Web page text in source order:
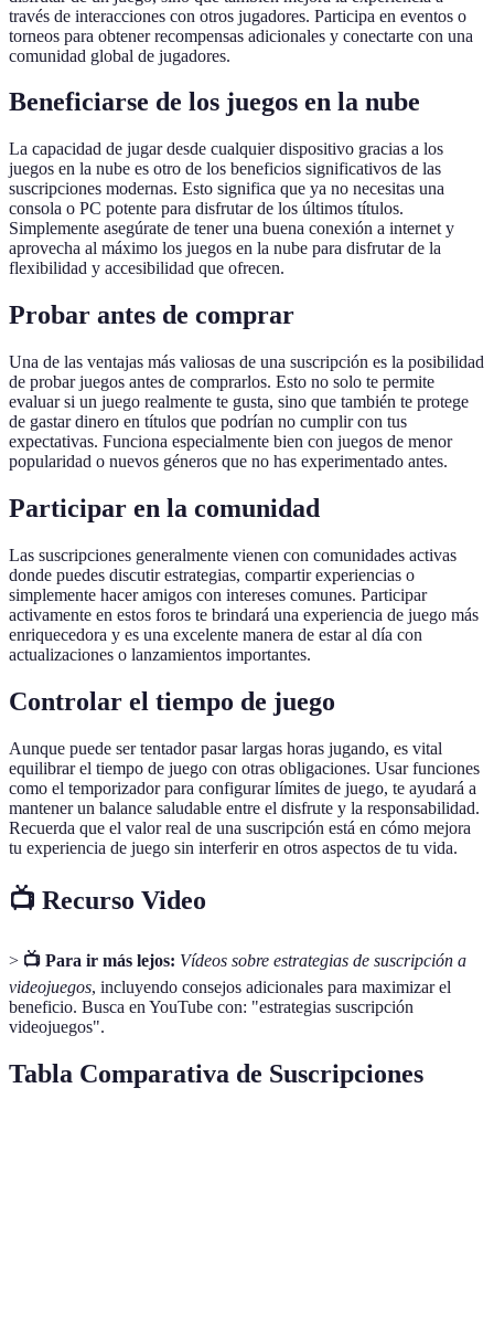
través de interacciones con otros jugadores. Participa en eventos o
torneos para obtener recompensas adicionales y conectarte con una
comunidad global de jugadores.
Beneficiarse de los juegos en la nube
La capacidad de jugar desde cualquier dispositivo gracias a los
juegos en la nube es otro de los beneficios significativos de las
suscripciones modernas. Esto significa que ya no necesitas una
consola o PC potente para disfrutar de los últimos títulos.
Simplemente asegúrate de tener una buena conexión a internet y
aprovecha al máximo los juegos en la nube para disfrutar de la
flexibilidad y accesibilidad que ofrecen.
Probar antes de comprar
Una de las ventajas más valiosas de una suscripción es la posibilidad
de probar juegos antes de comprarlos. Esto no solo te permite
evaluar si un juego realmente te gusta, sino que también te protege
de gastar dinero en títulos que podrían no cumplir con tus
expectativas. Funciona especialmente bien con juegos de menor
popularidad o nuevos géneros que no has experimentado antes.
Participar en la comunidad
Las suscripciones generalmente vienen con comunidades activas
donde puedes discutir estrategias, compartir experiencias o
simplemente hacer amigos con intereses comunes. Participar
activamente en estos foros te brindará una experiencia de juego más
enriquecedora y es una excelente manera de estar al día con
actualizaciones o lanzamientos importantes.
Controlar el tiempo de juego
Aunque puede ser tentador pasar largas horas jugando, es vital
equilibrar el tiempo de juego con otras obligaciones. Usar funciones
como el temporizador para configurar límites de juego, te ayudará a
mantener un balance saludable entre el disfrute y la responsabilidad.
Recuerda que el valor real de una suscripción está en cómo mejora
tu experiencia de juego sin interferir en otros aspectos de tu vida.
📺 Recurso Video
> 📺 Para ir más lejos: Vídeos sobre estrategias de suscripción a
videojuegos, incluyendo consejos adicionales para maximizar el
beneficio. Busca en YouTube con: "estrategias suscripción
videojuegos".
Tabla Comparativa de Suscripciones